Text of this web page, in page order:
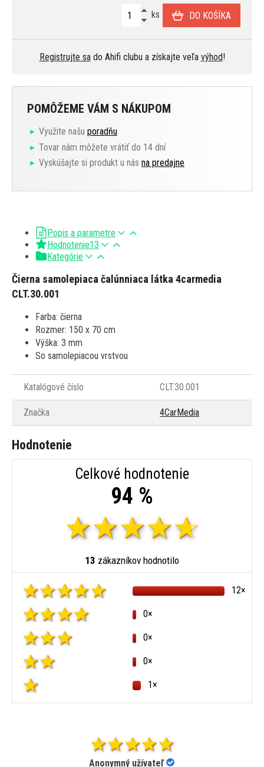
ks DO KOŠÍKA
Registrujte sado Ahifi clubu a získajte veľa výhod!
POMÔŽEME VÁM S NÁKUPOM
Využite našu poradňu
Tovar nám môžete vrátiť do 14 dní
Vyskúšajte si produkt u nás na predajne
Popis a parametre
Hodnotenie13
Kategórie
Čierna samolepiaca čalúnniaca látka 4carmedia
CLT.30.001
Farba: čierna
Rozmer: 150 x 70 cm
Výška: 3 mm
So samolepiacou vrstvou
Katalógové číslo CLT.30.001
Značka 4CarMedia
Hodnotenie
Celkové hodnotenie
94 %
13 zákazníkov hodnotilo
12×
0×
0×
0×
1×
Anonymný užívateľ